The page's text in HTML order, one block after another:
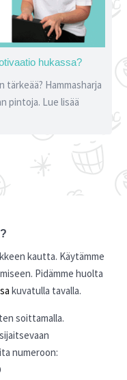
hukassa?
tärkeää? Hammasharja
pintoja. Lue lisää
kautta. Käytämme
Pidämme huolta
kuvatulla tavalla.
soittamalla.
numeroon: